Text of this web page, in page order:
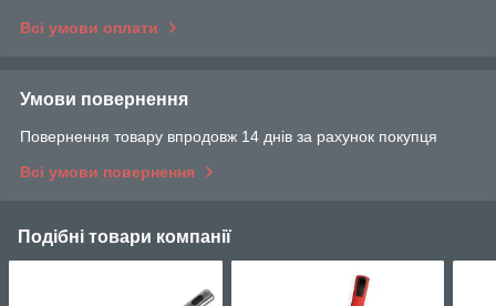
Всі умови оплати
Умови повернення
Повернення товару впродовж 14 днів за рахунок покупця
Всі умови повернення
Подібні товари компанії